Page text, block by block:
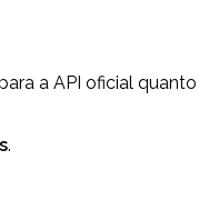
a API oficial
.